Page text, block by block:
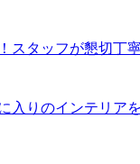
タッフが懇切丁
りのインテリア